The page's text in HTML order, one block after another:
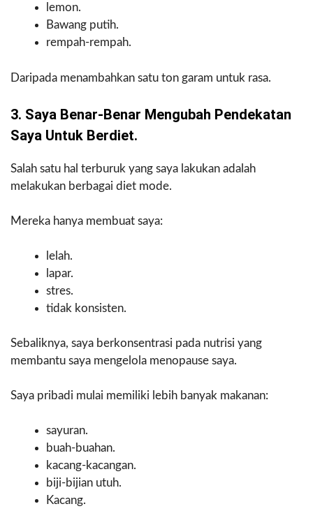
lemon.
Bawang putih.
rempah-rempah.
Daripada menambahkan satu ton garam untuk rasa.
3. Saya Benar-Benar Mengubah Pendekatan
Saya Untuk Berdiet.
Salah satu hal terburuk yang saya lakukan adalah
melakukan berbagai diet mode.
Mereka hanya membuat saya:
lelah.
lapar.
stres.
tidak konsisten.
Sebaliknya, saya berkonsentrasi pada nutrisi yang
membantu saya mengelola menopause saya.
Saya pribadi mulai memiliki lebih banyak makanan:
sayuran.
buah-buahan.
kacang-kacangan.
biji-bijian utuh.
Kacang.